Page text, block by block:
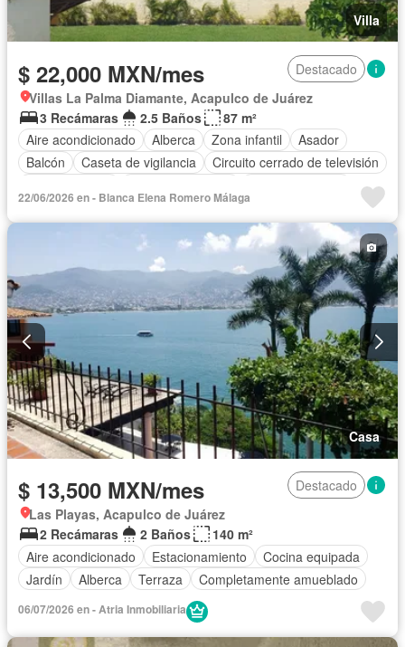
Villa
$ 22,000 MXN/mes
Destacado
Villas La Palma Diamante, Acapulco de Juárez
3 Recámaras
2.5 Baños
87 m²
Aire acondicionado
Alberca Zona infantil
Asador
Balcón
Caseta de vigilancia
Circuito cerrado de televisión
Jardín
Azotea Seguridad Terraza
Vista panorámica
22/06/2026 en - Blanca Elena Romero Málaga
Casa
$ 13,500 MXN/mes
Destacado
Las Playas, Acapulco de Juárez
2 Recámaras
2 Baños
140 m²
Aire acondicionado
Estacionamiento
Cocina equipada
Jardín
Alberca Terraza Completamente amueblado
06/07/2026 en - Atria Inmobiliaria